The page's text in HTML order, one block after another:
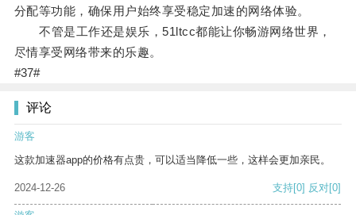
分配等功能，确保用户始终享受稳定加速的网络体验。
不管是工作还是娱乐，51ltcc都能让你畅游网络世界，
尽情享受网络带来的乐趣。
#37#
评论
游客
这款加速器app的价格有点贵，可以适当降低一些，这样会更加亲民。
2024-12-26 支持[0] 反对[0]